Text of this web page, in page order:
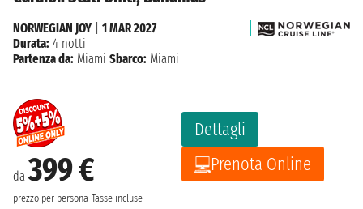
da399 €
prezzo per persona Tasse incluse
Dettagli
Prenota Online
NORWEGIAN JOY
1 MAR 2027
Durata: 4 notti
Partenza da: Miami Sbarco: Miami